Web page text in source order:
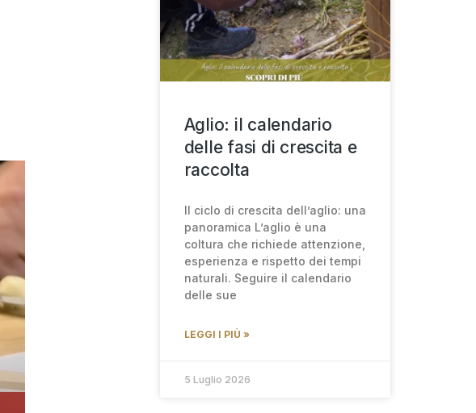
Aglio: il calendario
delle fasi di crescita e
raccolta
Il ciclo di crescita dell’aglio: una
panoramica L’aglio è una
coltura che richiede attenzione,
esperienza e rispetto dei tempi
naturali. Seguire il calendario
delle sue
LEGGI I PIÙ »
5 Luglio 2026